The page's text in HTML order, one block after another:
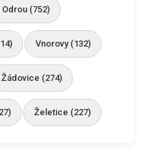
(752)
Vnorovy (132)
Žádovice (274)
Želetice (227)